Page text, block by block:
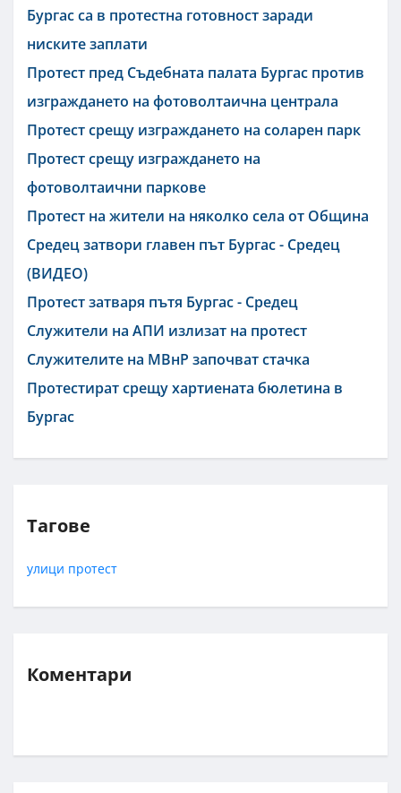
Бургас са в протестна готовност заради
ниските заплати
Протест пред Съдебната палата Бургас против
изграждането на фотоволтаична централа
Протест срещу изграждането на соларен парк
Протест срещу изграждането на
фотоволтаични паркове
Протест на жители на няколко села от Община
Средец затвори главен път Бургас - Средец
(ВИДЕО)
Протест затваря пътя Бургас - Средец
Служители на АПИ излизат на протест
Служителите на МВнР започват стачка
Протестират срещу хартиената бюлетина в
Бургас
Тагове
улици протест
Коментари